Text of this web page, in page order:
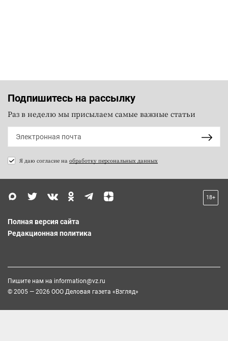
Подпишитесь на рассылку
Раз в неделю мы присылаем самые важные статьи
Я даю согласие на обработку персональных данных
18+
Полная версия сайта
Редакционная политика
Пишите нам на information@vz.ru
© 2005 — 2026 ООО Деловая газета «Взгляд»